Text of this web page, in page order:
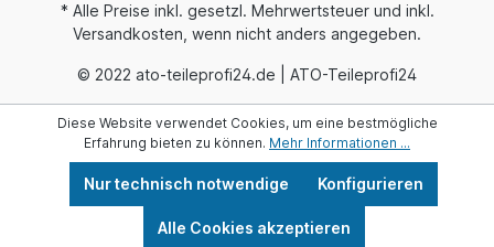
* Alle Preise inkl. gesetzl. Mehrwertsteuer und inkl.
Versandkosten, wenn nicht anders angegeben.
© 2022 ato-teileprofi24.de | ATO-Teileprofi24
Diese Website verwendet Cookies, um eine bestmögliche
Erfahrung bieten zu können. Mehr Informationen ...
Nur technisch notwendige Konfigurieren
Alle Cookies akzeptieren